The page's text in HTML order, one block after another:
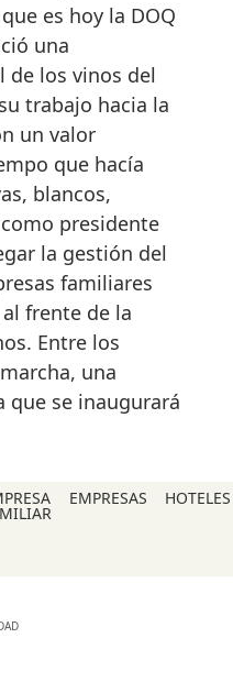
es hoy la DOQ
una
los vinos del
trabajo hacia la
un valor
que hacía
blancos,
presidente
la gestión del
familiares
frente de la
Entre los
una
que se inaugurará
EMPRESAS HOTELES